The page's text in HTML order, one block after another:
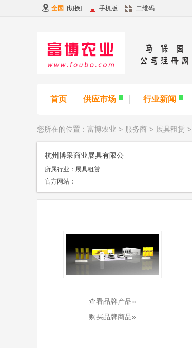
全国 [切换] 手机版 二维码
首页 供应市场 行业新闻
您所在的位置： 富博农业 > 服务商 > 展具租赁 >
杭州博采商业展具有限公
司
所属行业： 展具租赁
官方网站：
查看品牌产品»
购买品牌商品»